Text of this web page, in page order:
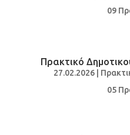
09
Πρακτικό
27.02.2026
05